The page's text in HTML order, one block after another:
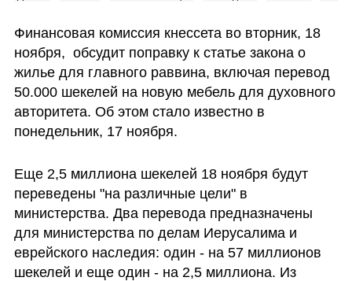
Финансовая комиссия кнессета во вторник, 18
ноября,  обсудит поправку к статье закона о
жилье для главного раввина, включая перевод
50.000 шекелей на новую мебель для духовного
авторитета. Об этом стало известно в
понедельник, 17 ноября.
Еще 2,5 миллиона шекелей 18 ноября будут
переведены "на различные цели" в
министерства. Два перевода предназначены
для министерства по делам Иерусалима и
еврейского наследия: один - на 57 миллионов
шекелей и еще один - на 2,5 миллиона. Из